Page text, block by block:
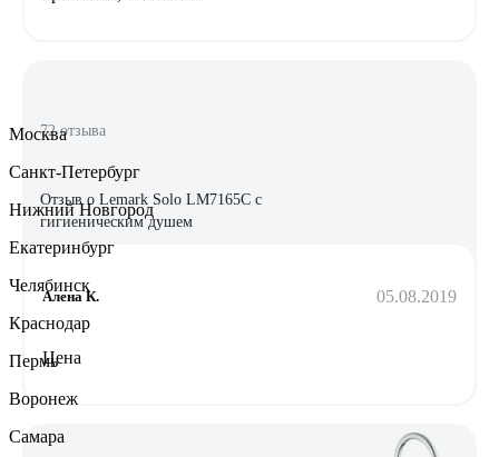
72 отзыва
Отзыв о Lemark Solo LM7165C с
гигиеническим душем
Алена К. 05.08.2019
Цена
Москва
Санкт-Петербург
Нижний Новгород
Екатеринбург
Челябинск
Краснодар
Пермь
Воронеж
Самара